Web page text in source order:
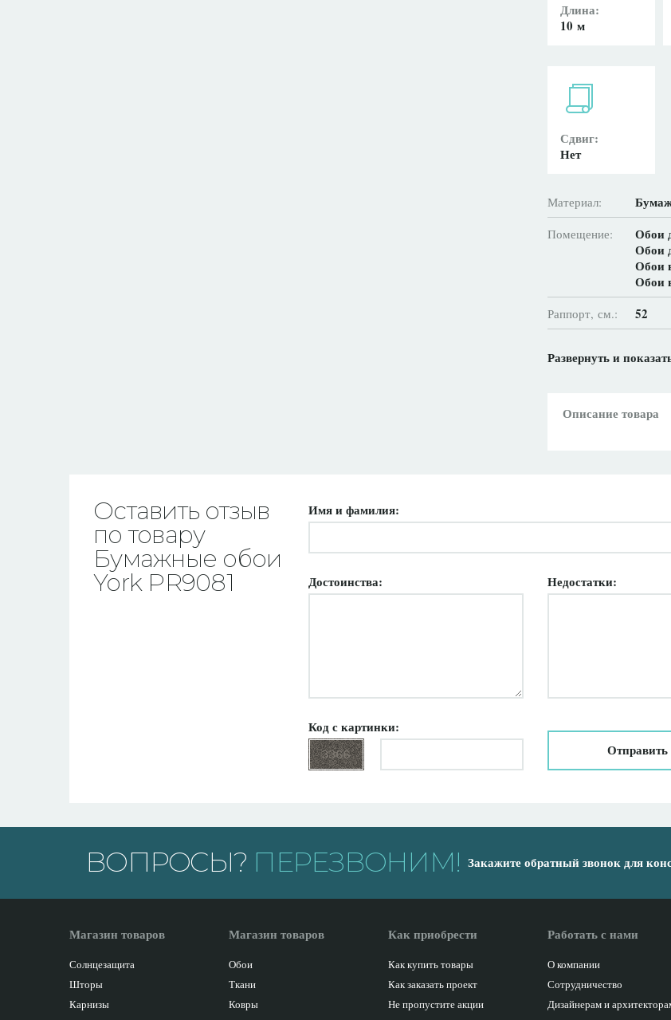
Длина:
10 м
Сдвиг:
Нет
Материал:
Помещение:
Обои
Обои
Обои
Обои
Раппорт, см.: 52
Развернуть и
Описание товара
Оставить отзыв
по товару
Бумажные обои
York PR9081
Имя и фамилия:
Достоинства: Недостатки:
Код с картинки:
Отправить
ВОПРОСЫ? ПЕРЕЗВОНИМ! Закажите обратный звонок для
Магазин товаров
Солнцезащита
Шторы
Карнизы
Магазин товаров
Обои
Ткани
Ковры
Как приобрести
Как купить товары
Как заказать проект
Не пропустите акции
Работать с нами
О компании
Сотрудничество
Дизайнерам и